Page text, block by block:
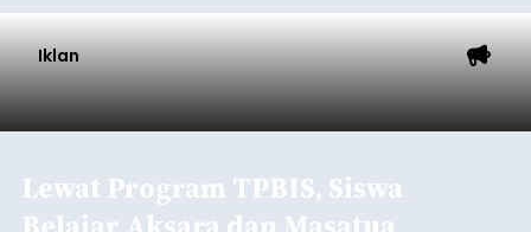
Iklan
Lewat Program TPBIS, Siswa